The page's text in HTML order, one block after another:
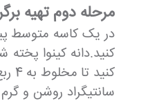
مرحله دوم تهیه
در یک کاسه متوسط